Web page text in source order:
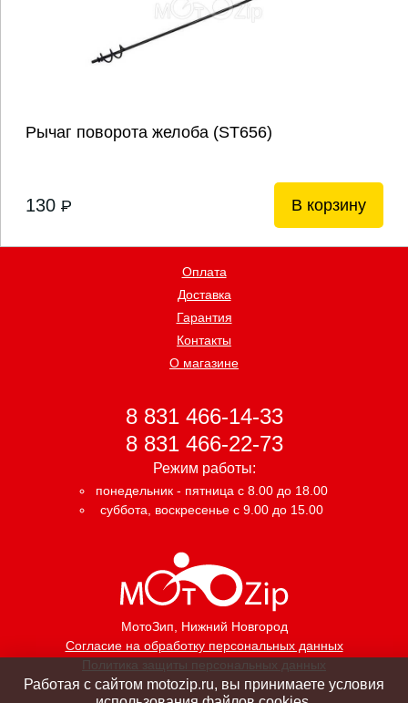
Рычаг поворота желоба (ST656)
130 P В корзину
МотоЗип, Нижний Новгород
Согласие на обработку персональных данных
Политика защиты персональных данных
Оплата
Доставка
Гарантия
Контакты
О магазине
8 831 466-14-33
8 831 466-22-73
Режим работы:
понедельник - пятница с 8.00 до 18.00
суббота, воскресенье с 9.00 до 15.00
Работая с сайтом motozip.ru, вы принимаете условия